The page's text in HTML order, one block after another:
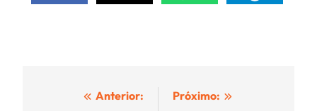
Navegación
Anterior:
Próximo: